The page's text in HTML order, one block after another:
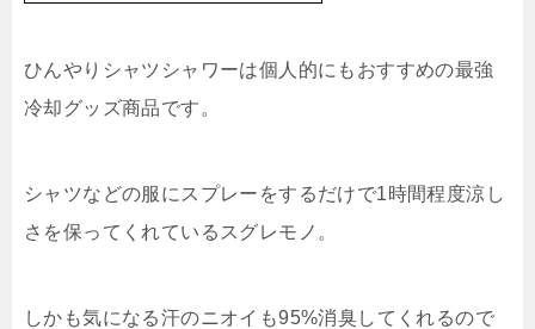
ひんやりシャツシャワーは個人的にもおすすめの最強
冷却グッズ商品です。
シャツなどの服にスプレーをするだけで1時間程度涼し
さを保ってくれているスグレモノ。
しかも気になる汗のニオイも95%消臭してくれるので